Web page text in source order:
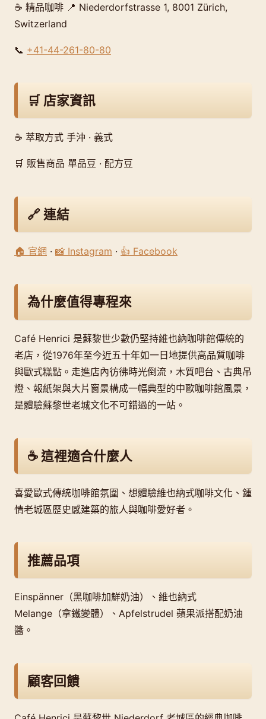
☕ 精品咖啡 📍 Niederdorfstrasse 1, 8001 Zürich,
Switzerland
📞 +41-44-261-80-80
🛒 店家資訊
☕ 萃取方式 手沖 · 義式
🛒 販售商品 單品豆 · 配方豆
🔗 連結
🏠 官網 · 📸 Instagram · 👍 Facebook
為什麼值得專程來
Café Henrici 是蘇黎世少數仍堅持維也納咖啡館傳統的
老店，從1976年至今近五十年如一日地提供高品質咖啡
與歐式糕點。走進店內彷彿時光倒流，木質吧台、古典吊
燈、報紙架與大片窗景構成一幅典型的中歐咖啡館風景，
是體驗蘇黎世老城文化不可錯過的一站。
☕ 這裡適合什麼人
喜愛歐式傳統咖啡館氛圍、想體驗維也納式咖啡文化、鍾
情老城區歷史感建築的旅人與咖啡愛好者。
推薦品項
Einspänner（黑咖啡加鮮奶油）、維也納式
Melange（拿鐵變體）、Apfelstrudel 蘋果派搭配奶油
醬。
顧客回饋